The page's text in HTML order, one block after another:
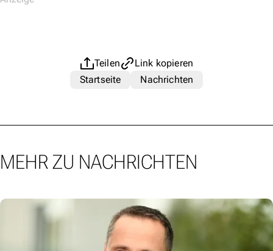
Teilen
Link kopieren
Startseite
Nachrichten
MEHR ZU NACHRICHTEN